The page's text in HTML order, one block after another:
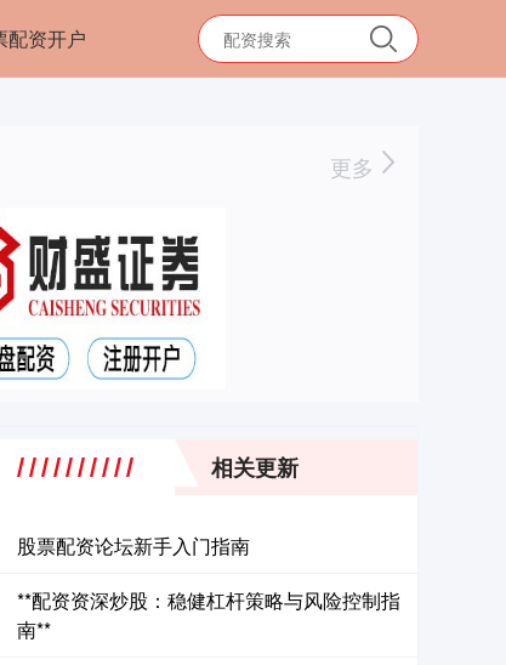
配资开户
更多
相关更新
股票配资论坛新手入门指南
**配资资深炒股：稳健杠杆策略与风险控制指
南**